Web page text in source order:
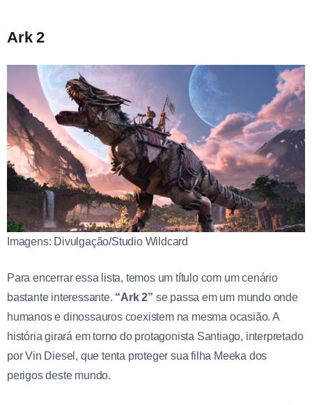
Ark 2
Imagens: Divulgação/Studio Wildcard
Para encerrar essa lista, temos um título com um cenário
bastante interessante. “Ark 2” se passa em um mundo onde
humanos e dinossauros coexistem na mesma ocasião. A
história girará em torno do protagonista Santiago, interpretado
por Vin Diesel, que tenta proteger sua filha Meeka dos
perigos deste mundo.